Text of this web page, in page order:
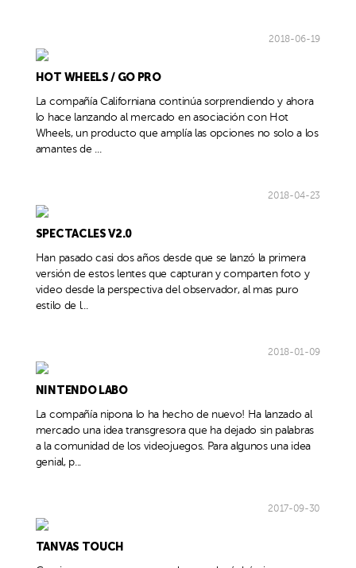
2018-06-19
HOT WHEELS / GO PRO
La compañía Californiana continúa sorprendiendo y ahora
lo hace lanzando al mercado en asociación con Hot
Wheels, un producto que amplía las opciones no solo a los
amantes de ...
2018-04-23
SPECTACLES V2.0
Han pasado casi dos años desde que se lanzó la primera
versión de estos lentes que capturan y comparten foto y
video desde la perspectiva del observador, al mas puro
estilo de l...
2018-01-09
NINTENDO LABO
La compañía nipona lo ha hecho de nuevo! Ha lanzado al
mercado una idea transgresora que ha dejado sin palabras
a la comunidad de los videojuegos. Para algunos una idea
genial, p...
2017-09-30
TANVAS TOUCH